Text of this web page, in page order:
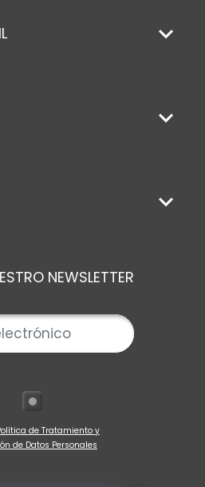
NEWSLETTER
de Tratamiento y
de Datos Personales